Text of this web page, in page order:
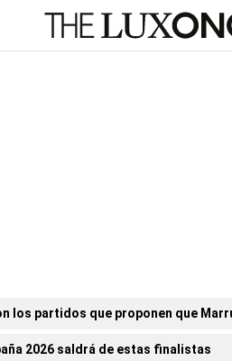
los partidos que proponen que
2026 saldrá de estas finalistas